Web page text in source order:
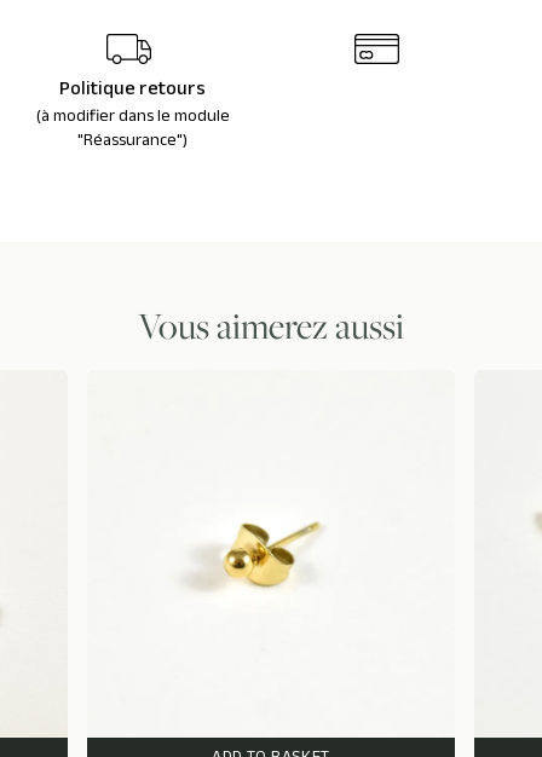
Politique retours
(à modifier dans le module
"Réassurance")
Vous aimerez aussi